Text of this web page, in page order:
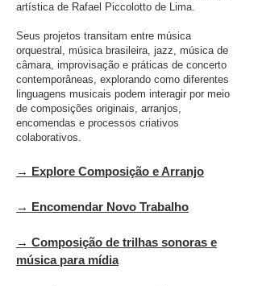
artística de Rafael Piccolotto de Lima.
Seus projetos transitam entre música
orquestral, música brasileira, jazz, música de
câmara, improvisação e práticas de concerto
contemporâneas, explorando como diferentes
linguagens musicais podem interagir por meio
de composições originais, arranjos,
encomendas e processos criativos
colaborativos.
→ Explore Composição e Arranjo
→ Encomendar Novo Trabalho
→ Composição de trilhas sonoras e
música para mídia